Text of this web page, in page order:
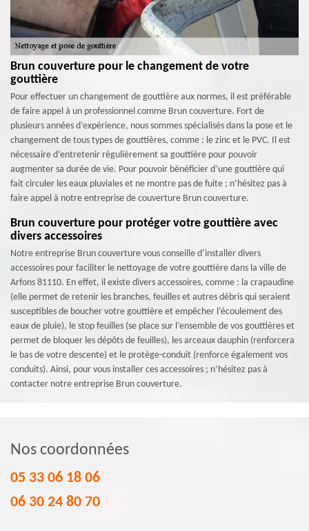
Brun couverture pour le changement de votre
gouttière
Pour effectuer un changement de gouttière aux normes, il est préférable
de faire appel à un professionnel comme Brun couverture. Fort de
plusieurs années d’expérience, nous sommes spécialisés dans la pose et le
changement de tous types de gouttières, comme : le zinc et le PVC. Il est
nécessaire d’entretenir régulièrement sa gouttière pour pouvoir
augmenter sa durée de vie. Pour pouvoir bénéficier d’une gouttière qui
fait circuler les eaux pluviales et ne montre pas de fuite ; n’hésitez pas à
faire appel à notre entreprise de couverture Brun couverture.
Brun couverture pour protéger votre gouttière avec
divers accessoires
Notre entreprise Brun couverture vous conseille d’installer divers
accessoires pour faciliter le nettoyage de votre gouttière dans la ville de
Arfons 81110. En effet, il existe divers accessoires, comme : la crapaudine
(elle permet de retenir les branches, feuilles et autres débris qui seraient
susceptibles de boucher votre gouttière et empêcher l’écoulement des
eaux de pluie), le stop feuilles (se place sur l’ensemble de vos gouttières et
permet de bloquer les dépôts de feuilles), les arceaux dauphin (renforcera
le bas de votre descente) et le protège-conduit (renforce également vos
conduits). Ainsi, pour vous installer ces accessoires ; n’hésitez pas à
contacter notre entreprise Brun couverture.
Nos coordonnées
05 33 06 18 06
06 30 24 80 70